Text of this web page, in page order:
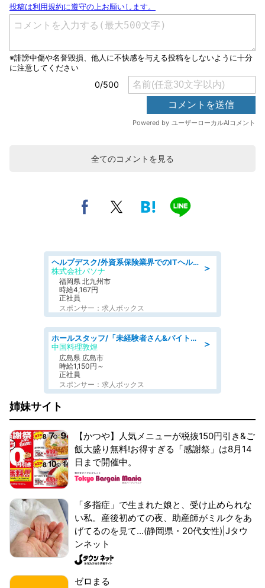
全てのコメントを見る
＞
ヘルプデスク/外資系保険業界でのITヘルプデスク業務/駅近/即日勤務可/ヘルプデスク
株式会社パソナ
福岡県 北九州市
時給4,167円
正社員
スポンサー：求人ボックス
＞
ホールスタッフ/「未経験者さん&バイトデビューも大歓迎」残業ほぼなし×1日3時間〜勤務OK!フォロー体制も充実/広島県/広島市南区
中国料理敦煌
広島県 広島市
時給1,150円～
正社員
スポンサー：求人ボックス
姉妹サイト
【かつや】人気メニューが税抜150円引き&ご
飯大盛り無料!お得すぎる「感謝祭」は8月14
日まで開催中。
「多指症」で生まれた娘と、受け止められな
い私。産後初めての夜、助産師がミルクをあ
げてるのを見て...(静岡県・20代女性)|Jタウ
ンネット
ゼロまる